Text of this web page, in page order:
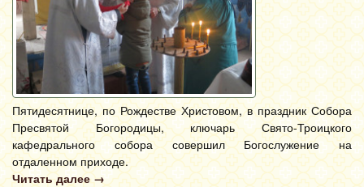
Пятидесятнице, по Рождестве Христовом, в праздник Собора
Пресвятой Богородицы, ключарь Свято-Троицкого
кафедрального собора совершил Богослужение на
отдаленном приходе.
Читать далее →